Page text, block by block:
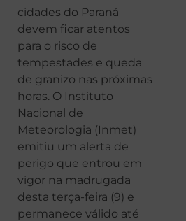
cidades do Paraná
devem ficar atentos
para o risco de
tempestades e queda
de granizo nas próximas
horas. O Instituto
Nacional de
Meteorologia (Inmet)
emitiu um alerta de
perigo que entrou em
vigor na madrugada
desta terça-feira (9) e
permanece válido até